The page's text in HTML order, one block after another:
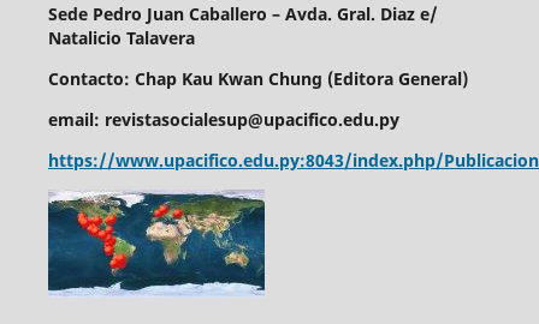
Sede Pedro Juan Caballero – Avda. Gral. Diaz e/
Natalicio Talavera
Contacto: Chap Kau Kwan Chung (Editora General)
email: revistasocialesup@upacifico.edu.py
https://www.upacifico.edu.py:8043/index.php/